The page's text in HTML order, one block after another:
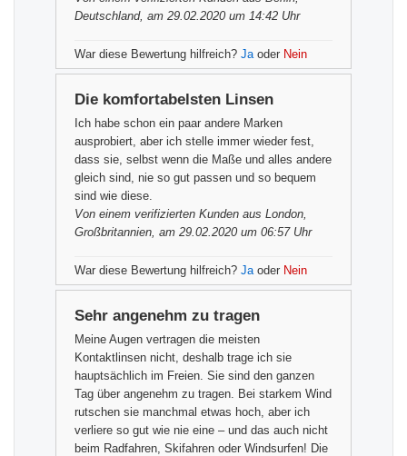
Deutschland, am 29.02.2020 um 14:42 Uhr
War diese Bewertung hilfreich? Ja oder Nein
Die komfortabelsten Linsen
Ich habe schon ein paar andere Marken
ausprobiert, aber ich stelle immer wieder fest,
dass sie, selbst wenn die Maße und alles andere
gleich sind, nie so gut passen und so bequem
sind wie diese.
Von einem verifizierten Kunden aus London,
Großbritannien, am 29.02.2020 um 06:57 Uhr
War diese Bewertung hilfreich? Ja oder Nein
Sehr angenehm zu tragen
Meine Augen vertragen die meisten
Kontaktlinsen nicht, deshalb trage ich sie
hauptsächlich im Freien. Sie sind den ganzen
Tag über angenehm zu tragen. Bei starkem Wind
rutschen sie manchmal etwas hoch, aber ich
verliere so gut wie nie eine – und das auch nicht
beim Radfahren, Skifahren oder Windsurfen! Die